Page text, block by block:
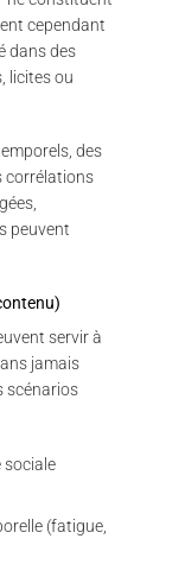
cependant
dans des
licites ou
des
corrélations
peuvent
servir à
jamais
scénarios
sociale
(fatigue,